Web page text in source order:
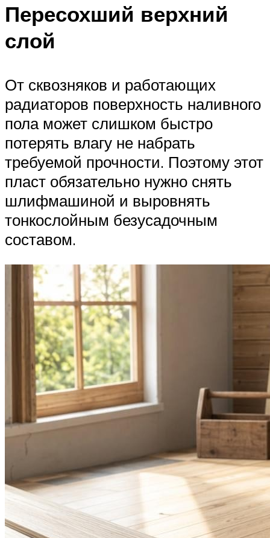
Пересохший верхний
слой
От сквозняков и работающих
радиаторов поверхность наливного
пола может слишком быстро
потерять влагу не набрать
требуемой прочности. Поэтому этот
пласт обязательно нужно снять
шлифмашиной и выровнять
тонкослойным безусадочным
составом.